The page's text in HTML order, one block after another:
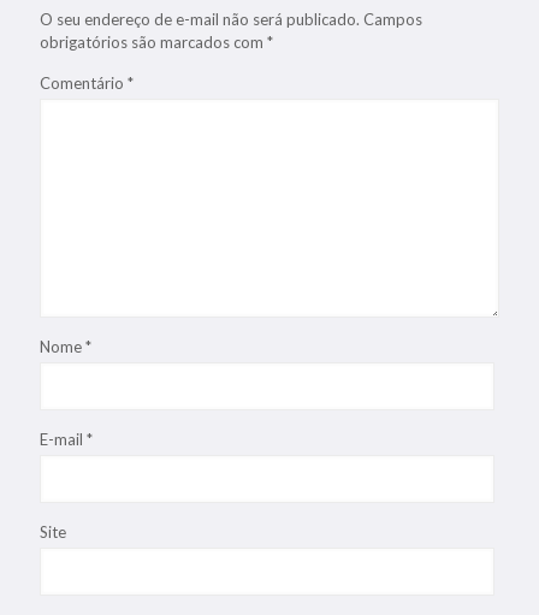
O seu endereço de e-mail não será publicado. Campos
obrigatórios são marcados com *
Comentário *
Nome*
E-mail *
Site